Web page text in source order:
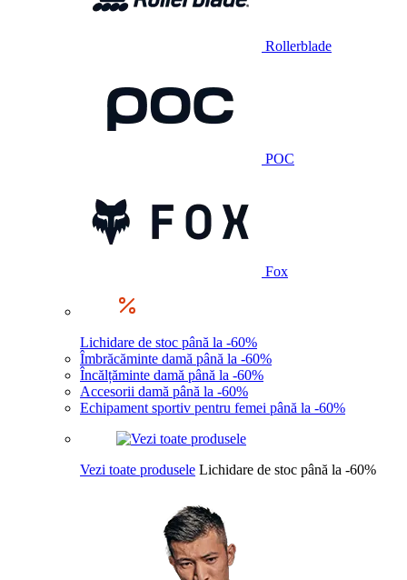
Rollerblade
POC
Fox
Lichidare de stoc până la -60%
Îmbrăcăminte damă până la -60%
Încălțăminte damă până la -60%
Accesorii damă până la -60%
Echipament sportiv pentru femei până la -60%
Vezi toate produsele Lichidare de stoc până la -60%